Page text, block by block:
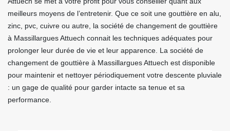
meilleurs moyens de l’entretenir. Que ce soit une gouttière en alu,
zinc, pvc, cuivre ou autre, la société de changement de gouttière
à Massillargues Attuech connait les techniques adéquates pour
prolonger leur durée de vie et leur apparence. La société de
changement de gouttière à Massillargues Attuech est disponible
pour maintenir et nettoyer périodiquement votre descente pluviale
: un gage de qualité pour garder intacte sa tenue et sa
performance.